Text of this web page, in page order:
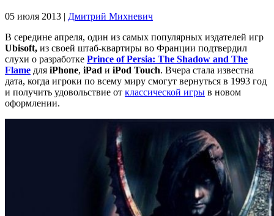
05 июля 2013 | Дмитрий Михневич
В середине апреля, один из самых популярных издателей игр
Ubisoft, из своей штаб-квартиры во Франции подтвердил
слухи о разработке Prince of Persia: The Shadow and The
Flame для iPhone, iPad и iPod Touch. Вчера стала известна
дата, когда игроки по всему миру смогут вернуться в 1993 год
и получить удовольствие от классической игры в новом
оформлении.